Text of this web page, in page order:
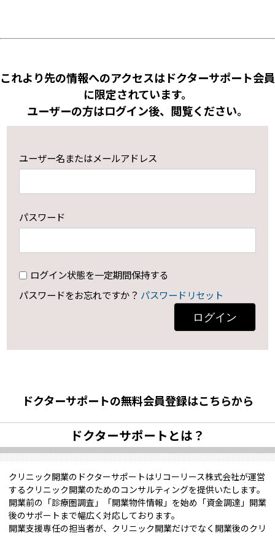
これより先の情報へのアクセスはドクターサポート会員
に限定されています。
ユーザーの方はログイン後、閲覧ください。
ユーザー名またはメールアドレス
パスワード
ログイン状態を一定期間保持する
パスワードをお忘れですか？ パスワードリセット
ログイン
ドクターサポートの無料会員登録はこちらから
ドクターサポートとは？
クリニック開業のドクターサポートはリコーリース株式会社が運営
するクリニック開業のためのコンサルティングを提供いたします。
開業前の「診療圏調査」「開業物件情報」を始め「資金調達」開業
後のサポートまで幅広く対応しております。
開業支援専任の担当者が、クリニック開業だけでなく開業後のクリ